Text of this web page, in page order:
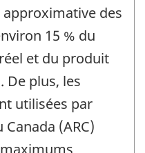
des
15 % du
et du produit
plus, les
utilisées par
(ARC)